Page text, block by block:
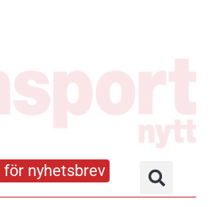
för nyhetsbrev